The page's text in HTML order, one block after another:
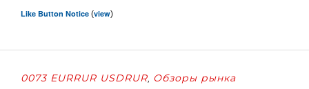
Like Button Notice (view)
0073 EURRUR USDRUR, Обзоры рынка